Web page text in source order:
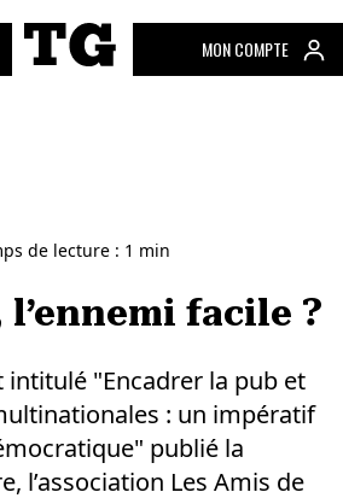
MON COMPTE
de lecture : 1 min
facile ?
intitulé "Encadrer la pub et
: un impératif
publié la
l’association Les Amis de